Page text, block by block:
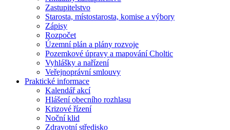
Zastupitelstvo
Starosta, místostarosta, komise a výbory
Zápisy
Rozpočet
Územní plán a plány rozvoje
Pozemkové úpravy a mapování Choltic
Vyhlášky a nařízení
Veřejnoprávní smlouvy
Praktické informace
Kalendář akcí
Hlášení obecního rozhlasu
Krizové řízení
Noční klid
Zdravotní středisko